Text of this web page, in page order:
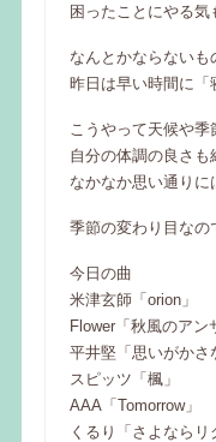
困ったことにやる
なんとかならないも
昨日は早い時間に「
こうやって天候や
自分の体調の良さ
なかなか思い通りに
季節の変わり目なの
今日の曲
米津玄師「orion」
Flower「秋風のアン
平井堅「思いがかさ
スピッツ「楓」
AAA「Tomorrow」
くるり「さよならリ